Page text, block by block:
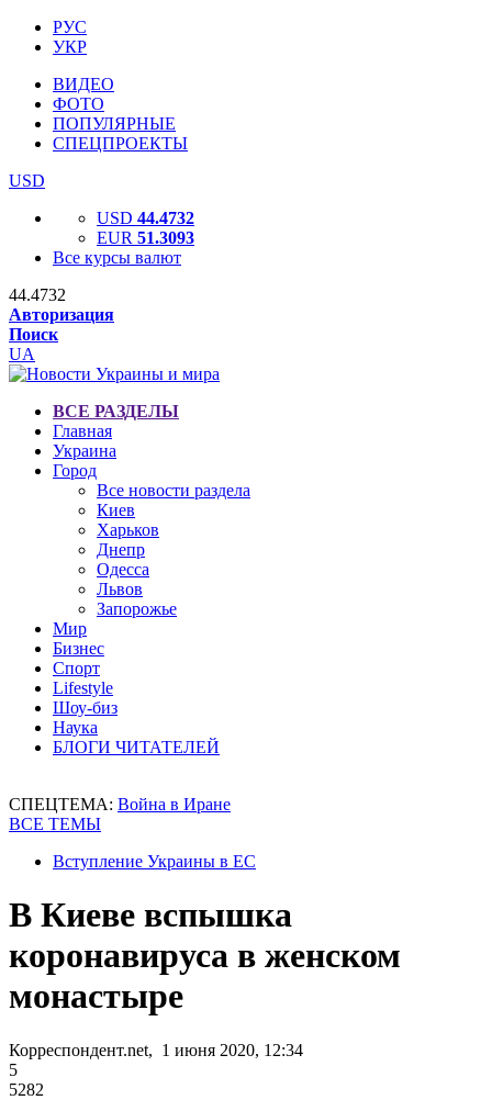
РУС
УКР
ВИДЕО
ФОТО
ПОПУЛЯРНЫЕ
СПЕЦПРОЕКТЫ
USD
USD 44.4732
EUR 51.3093
Все курсы валют
44.4732
Авторизация
Поиск
UA
ВСЕ РАЗДЕЛЫ
Главная
Украина
Город
Все новости раздела
Киев
Харьков
Днепр
Одесса
Львов
Запорожье
Мир
Бизнес
Спорт
Lifestyle
Шоу-биз
Наука
БЛОГИ ЧИТАТЕЛЕЙ
СПЕЦТЕМА: Война в Иране
ВСЕ ТЕМЫ
Вступление Украины в ЕС
В Киеве вспышка
коронавируса в женском
монастыре
Корреспондент.net, 1 июня 2020, 12:34
5
5282